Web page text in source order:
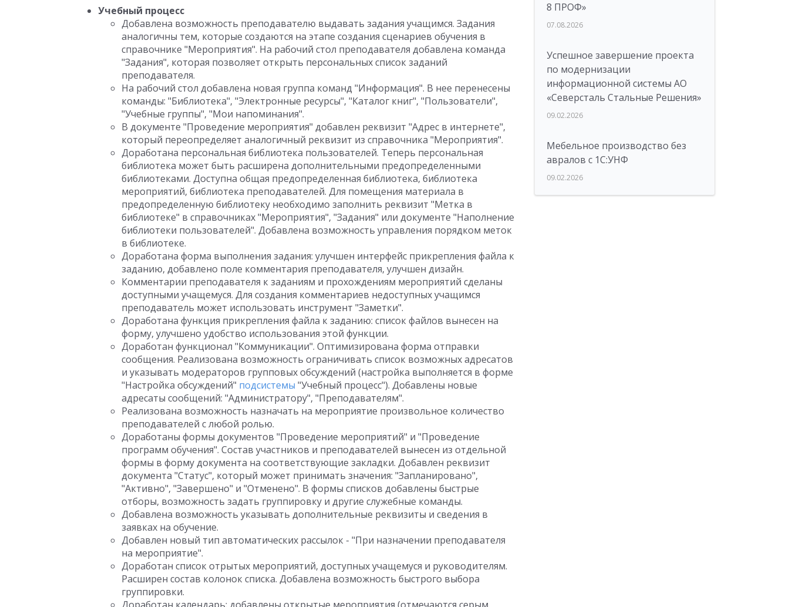
Учебный процесс
Добавлена возможность преподавателю выдавать задания учащимся. Задания
аналогичны тем, которые создаются на этапе создания сценариев обучения в
справочнике "Мероприятия". На рабочий стол преподавателя добавлена команда
"Задания", которая позволяет открыть персональных список заданий
преподавателя.
На рабочий стол добавлена новая группа команд "Информация". В нее перенесены
команды: "Библиотека", "Электронные ресурсы", "Каталог книг", "Пользователи",
"Учебные группы", "Мои напоминания".
В документе "Проведение мероприятия" добавлен реквизит "Адрес в интернете",
который переопределяет аналогичный реквизит из справочника "Мероприятия".
Доработана персональная библиотека пользователей. Теперь персональная
библиотека может быть расширена дополнительными предопределенными
библиотеками. Доступна общая предопределенная библиотека, библиотека
мероприятий, библиотека преподавателей. Для помещения материала в
предопределенную библиотеку необходимо заполнить реквизит "Метка в
библиотеке" в справочниках "Мероприятия", "Задания" или документе "Наполнение
библиотеки пользователей". Добавлена возможность управления порядком меток
в библиотеке.
Доработана форма выполнения задания: улучшен интерфейс прикрепления файла к
заданию, добавлено поле комментария преподавателя, улучшен дизайн.
Комментарии преподавателя к заданиям и прохождениям мероприятий сделаны
доступными учащемуся. Для создания комментариев недоступных учащимся
преподаватель может использовать инструмент "Заметки".
Доработана функция прикрепления файла к заданию: список файлов вынесен на
форму, улучшено удобство использования этой функции.
Доработан функционал "Коммуникации". Оптимизирована форма отправки
сообщения. Реализована возможность ограничивать список возможных адресатов
и указывать модераторов групповых обсуждений (настройка выполняется в форме
"Настройка обсуждений" подсистемы "Учебный процесс"). Добавлены новые
адресаты сообщений: "Администратору", "Преподавателям".
Реализована возможность назначать на мероприятие произвольное количество
преподавателей с любой ролью.
Доработаны формы документов "Проведение мероприятий" и "Проведение
программ обучения". Состав участников и преподавателей вынесен из отдельной
формы в форму документа на соответствующие закладки. Добавлен реквизит
документа "Статус", который может принимать значения: "Запланировано",
"Активно", "Завершено" и "Отменено". В формы списков добавлены быстрые
отборы, возможность задать группировку и другие служебные команды.
Добавлена возможность указывать дополнительные реквизиты и сведения в
заявках на обучение.
Добавлен новый тип автоматических рассылок - "При назначении преподавателя
на мероприятие".
Доработан список отрытых мероприятий, доступных учащемуся и руководителям.
Расширен состав колонок списка. Добавлена возможность быстрого выбора
группировки.
8 ПРОФ»
07.08.2026
Успешное завершение проекта
по модернизации
информационной системы АО
«Северсталь Стальные Решения»
09.02.2026
Мебельное производство без
авралов с 1С:УНФ
09.02.2026